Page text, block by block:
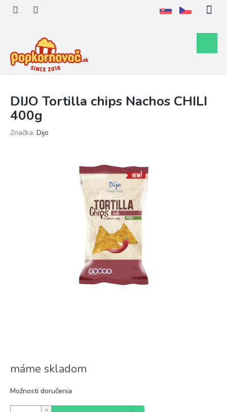
Prejsť
obsah
košík
DIJO Tortilla chips Nachos CHILI
400g
Značka: Dijo
máme skladom
Možnosti doručenia